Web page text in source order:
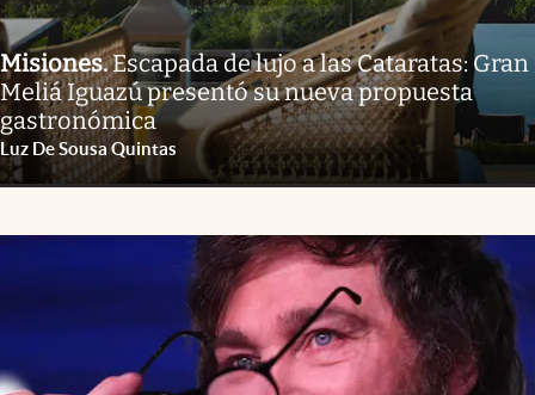
Misiones.Escapada de lujo a las Cataratas: Gran
Meliá Iguazú presentó su nueva propuesta
gastronómica
Luz De Sousa Quintas